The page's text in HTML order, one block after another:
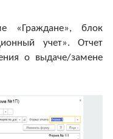
«Граждане», блок
учет». Отчет
о выдаче/замене